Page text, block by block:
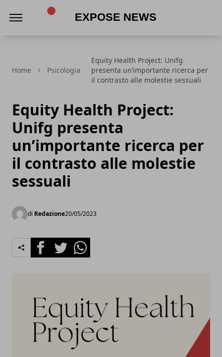
Home Psicologia
Equity Health Project: Unifg
presenta un’importante ricerca per
il contrasto alle molestie sessuali
Equity Health Project:
Unifg presenta
un’importante ricerca per
il contrasto alle molestie
sessuali
di Redazione20/05/2023
FacebookTwitterWhatsapp